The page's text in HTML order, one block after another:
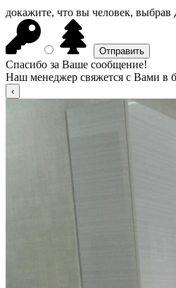
докажите, что вы человек, выбрав
Спасибо за Ваше сообщение!
Наш менеджер свяжется с Вами в